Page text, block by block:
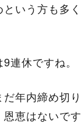
いう方も多
連休ですね。
年内締め切
恵はないです